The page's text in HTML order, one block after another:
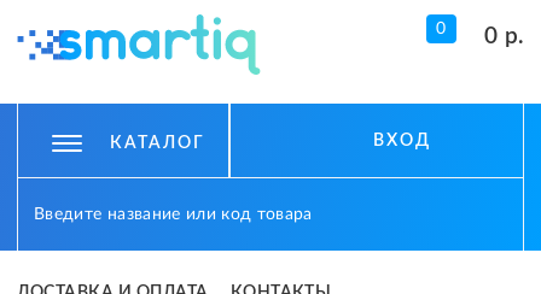
0 0 р.
КАТАЛОГ ВХОД